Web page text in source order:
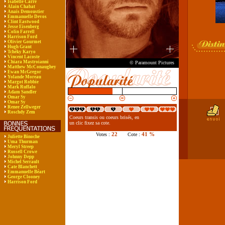
Isabelle Carré
Alain Chabat
Anaïs Demoustier
Emmanuelle Devos
Clint Eastwood
Jesse Eisenberg
Colin Farrell
Harrison Ford
Olivier Gourmet
Hugh Grant
Tchéky Karyo
Vincent Lacoste
Chiara Mastroianni
Matthew McConaughey
Ewan McGregor
Yolande Moreau
Margot Robbie
Mark Ruffalo
Adam Sandler
Omar Sy
Omar Sy
Renee Zellweger
Roschdy Zem
Juliette Binoche
Uma Thurman
Meryl Streep
Russell Crowe
Johnny Depp
Michel Serrault
Cate Blanchett
Emmanuelle Béart
George Clooney
Harrison Ford
© Paramount Pictures
Coeurs transis ou coeurs brisés, en
un clic fixez sa cote.
Votes : 22 Cote : 41 %